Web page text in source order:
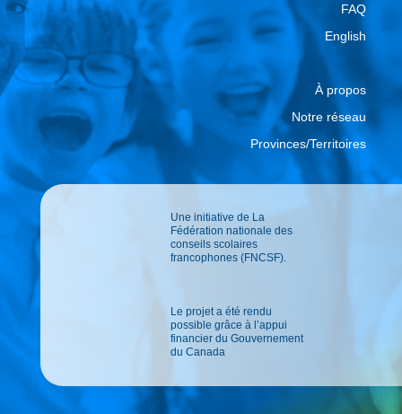
FAQ
English
À propos
Notre réseau
Provinces/Territoires
Une initiative de La
Fédération nationale des
conseils scolaires
francophones (FNCSF).
Le projet a été rendu
possible grâce à l’appui
financier du Gouvernement
du Canada